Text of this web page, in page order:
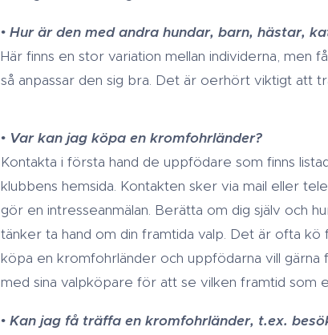
• Hur är den med andra hundar, barn, hästar,
Här finns en stor variation mellan individerna, men
så anpassar den sig bra. Det är oerhört viktigt att
• Var kan jag köpa en kromfohrländer?
Kontakta i första hand de uppfödare som finns
klubbens hemsida. Kontakten sker via mail eller
gör en intresseanmälan. Berätta om dig själv och
tänker ta hand om din framtida valp. Det är ofta kö
köpa en kromfohrländer och uppfödarna vill gärna
med sina valpköpare för att se vilken framtid som
• Kan jag få träffa en kromfohrländer, t.ex.